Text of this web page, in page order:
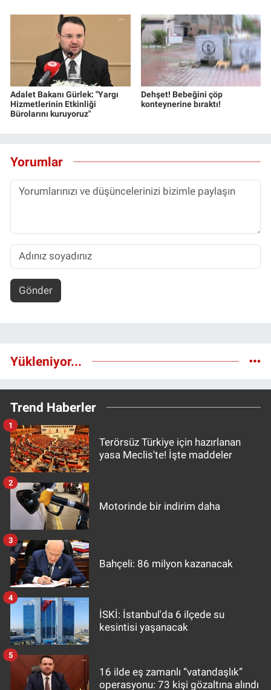
Adalet Bakanı Gürlek: "Yargı
Hizmetlerinin Etkinliği
Bürolarını kuruyoruz"
Dehşet! Bebeğini çöp
konteynerine bıraktı!
Yorumlar
Gönder
Yükleniyor...
Trend Haberler
Terörsüz Türkiye için hazırlanan
yasa Meclis'te! İşte maddeler
1
Motorinde bir indirim daha
2
Bahçeli: 86 milyon kazanacak
3
İSKİ: İstanbul'da 6 ilçede su
kesintisi yaşanacak
4
16 ilde eş zamanlı “vatandaşlık”
operasyonu: 73 kişi gözaltına alındı
5